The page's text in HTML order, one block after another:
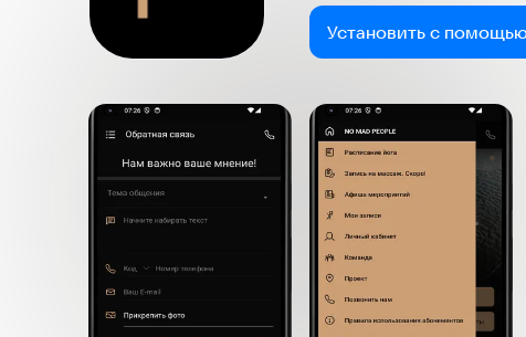
Установить с
Скриншоты